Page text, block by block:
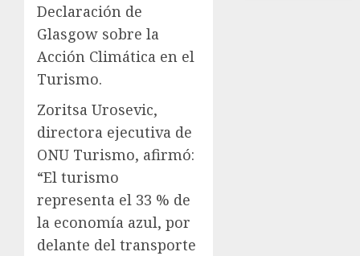
Declaración de
Glasgow sobre la
Acción Climática en el
Turismo.
Zoritsa Urosevic,
directora ejecutiva de
ONU Turismo, afirmó:
“El turismo
representa el 33 % de
la economía azul, por
delante del transporte